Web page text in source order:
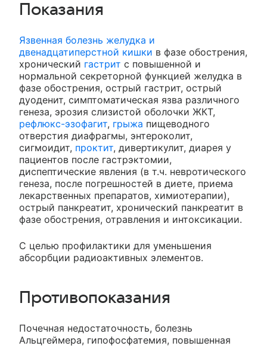
Показания
Язвенная болезнь желудка и
двенадцатиперстной кишки в фазе обострения,
хронический гастрит с повышенной и
нормальной секреторной функцией желудка в
фазе обострения, острый гастрит, острый
дуоденит, симптоматическая язва различного
генеза, эрозия слизистой оболочки ЖКТ,
рефлюкс-эзофагит, грыжа пищеводного
отверстия диафрагмы, энтероколит,
сигмоидит, проктит, дивертикулит, диарея у
пациентов после гастрэктомии,
диспептические явления (в т.ч. невротического
генеза, после погрешностей в диете, приема
лекарственных препаратов, химиотерапии),
острый панкреатит, хронический панкреатит в
фазе обострения, отравления и интоксикации.
С целью профилактики для уменьшения
абсорбции радиоактивных элементов.
Противопоказания
Почечная недостаточность, болезнь
Альцгеймера, гипофосфатемия, повышенная